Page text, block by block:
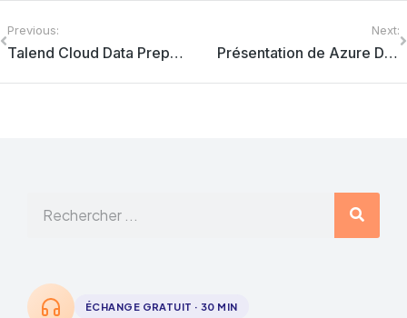
Previous:
Talend Cloud Data Preparation : Standardisez, enrichissez et consolidez vos données
Next:
Présentation de Azure Data Factory
ÉCHANGE GRATUIT · 30 MIN